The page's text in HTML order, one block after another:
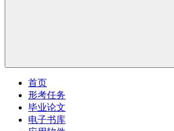
首页
形考任务
毕业论文
电子书库